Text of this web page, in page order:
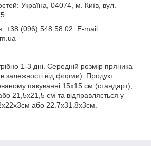
Україна, 04074, м. Київ, вул.
+38 (096) 548 58 02. E-mail:
1-3 дні. Cередній розмір пряника
залежності від форми). Продукт
пакуванні 15х15 см (стандарт),
21,5х21,5 см та відправляється у
або 22.7х31.8х3см.